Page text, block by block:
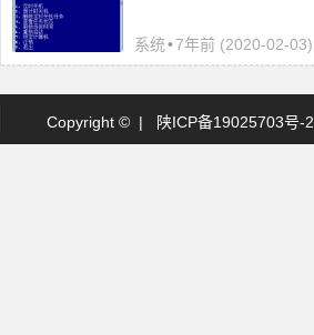
系统•7年前 (2020-02-03)
Copyright © | 陕ICP备19025703号-2